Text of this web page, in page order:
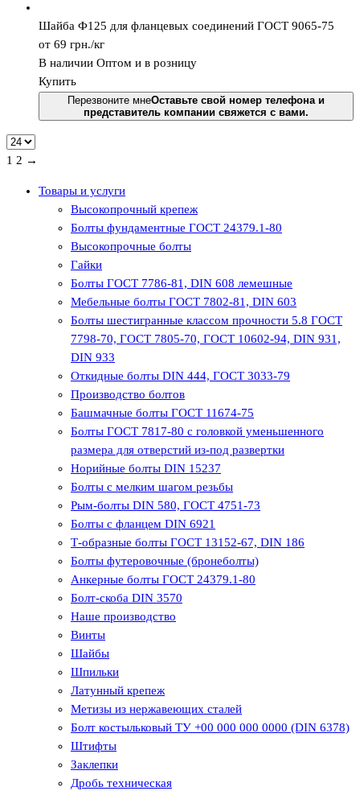
Шайба Ф125 для фланцевых соединений ГОСТ 9065-75
от 69 грн./кг
В наличии Оптом и в розницу
Купить
Перезвоните мнеОставьте свой номер телефона и
представитель компании свяжется с вами.
1 2 →
Товары и услуги
Высокопрочный крепеж
Болты фундаментные ГОСТ 24379.1-80
Высокопрочные болты
Гайки
Болты ГОСТ 7786-81, DIN 608 лемешные
Мебельные болты ГОСТ 7802-81, DIN 603
Болты шестигранные классом прочности 5.8 ГОСТ
7798-70, ГОСТ 7805-70, ГОСТ 10602-94, DIN 931,
DIN 933
Откидные болты DIN 444, ГОСТ 3033-79
Производство болтов
Башмачные болты ГОСТ 11674-75
Болты ГОСТ 7817-80 с головкой уменьшенного
размера для отверстий из-под развертки
Норийные болты DIN 15237
Болты с мелким шагом резьбы
Рым-болты DIN 580, ГОСТ 4751-73
Болты с фланцем DIN 6921
Т-образные болты ГОСТ 13152-67, DIN 186
Болты футеровочные (бронеболты)
Анкерные болты ГОСТ 24379.1-80
Болт-скоба DIN 3570
Наше производство
Винты
Шайбы
Шпильки
Латунный крепеж
Метизы из нержавеющих сталей
Болт костыльковый ТУ +00 000 000 0000 (DIN 6378)
Штифты
Заклепки
Дробь техническая